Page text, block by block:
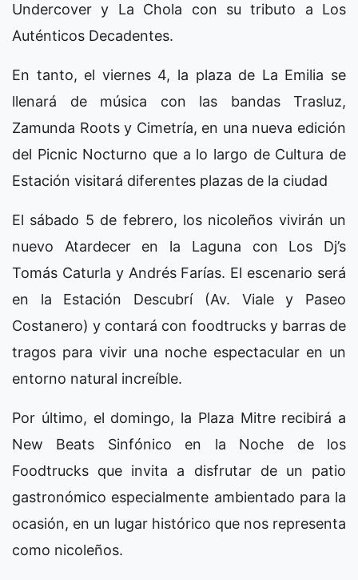
Undercover y La Chola con su tributo a Los
Auténticos Decadentes.
En tanto, el viernes 4, la plaza de La Emilia se
llenará de música con las bandas Trasluz,
Zamunda Roots y Cimetría, en una nueva edición
del Picnic Nocturno que a lo largo de Cultura de
Estación visitará diferentes plazas de la ciudad
El sábado 5 de febrero, los nicoleños vivirán un
nuevo Atardecer en la Laguna con Los Dj’s
Tomás Caturla y Andrés Farías. El escenario será
en la Estación Descubrí (Av. Viale y Paseo
Costanero) y contará con foodtrucks y barras de
tragos para vivir una noche espectacular en un
entorno natural increíble.
Por último, el domingo, la Plaza Mitre recibirá a
New Beats Sinfónico en la Noche de los
Foodtrucks que invita a disfrutar de un patio
gastronómico especialmente ambientado para la
ocasión, en un lugar histórico que nos representa
como nicoleños.